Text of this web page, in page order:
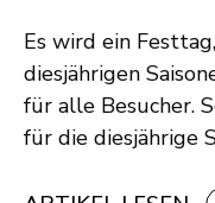
Es wird ein
diesjährigen
für alle Besucher.
für die diesjährige